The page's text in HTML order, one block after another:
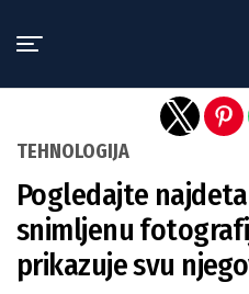
TEHNOLOGIJA
Pogledajte
snimljenu
prikazuje svu